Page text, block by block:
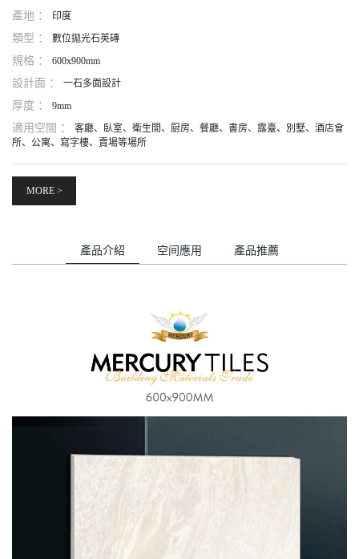
產地 ： 印度
類型 ： 數位拋光石英磚
規格 ： 600x900mm
設計面 ： 一石多面設計
厚度 ： 9mm
適用空間 ：
客廳、臥室、衛生間、厨房、餐廳、書房、露臺、別墅、酒店會
所、公寓、寫字樓、賣場等場所
MORE >
產品介紹 空间應用 產品推薦